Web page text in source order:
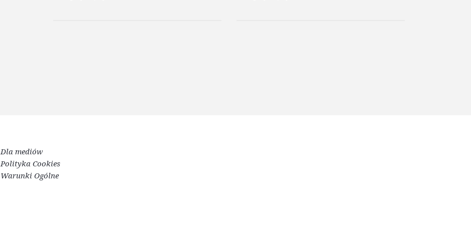
Dla mediów
Polityka Cookies
Warunki Ogólne